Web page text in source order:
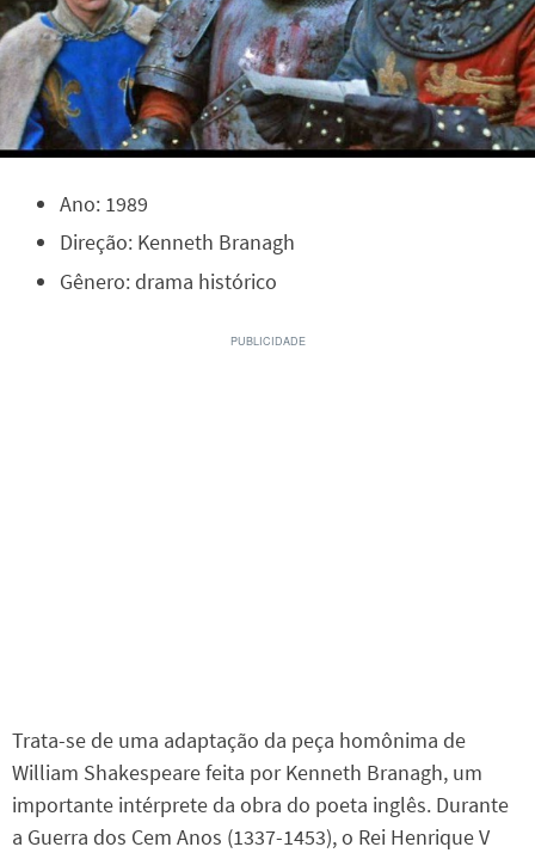
Ano: 1989
Direção: Kenneth Branagh
Gênero: drama histórico
Trata-se de uma adaptação da peça homônima de
William Shakespeare feita por Kenneth Branagh, um
importante intérprete da obra do poeta inglês. Durante
a Guerra dos Cem Anos (1337-1453), o Rei Henrique V